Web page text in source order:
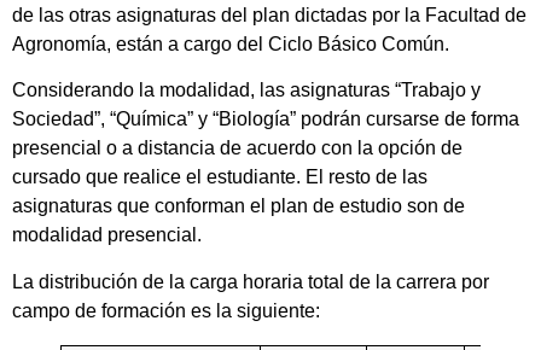
de las otras asignaturas del plan dictadas por la Facultad de
Agronomía, están a cargo del Ciclo Básico Común.
Considerando la modalidad, las asignaturas “Trabajo y
Sociedad”, “Química” y “Biología” podrán cursarse de forma
presencial o a distancia de acuerdo con la opción de
cursado que realice el estudiante. El resto de las
asignaturas que conforman el plan de estudio son de
modalidad presencial.
La distribución de la carga horaria total de la carrera por
campo de formación es la siguiente: